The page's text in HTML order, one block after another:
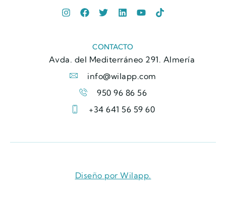
CONTACTO
Avda. del Mediterráneo 291. Almería
info@wilapp.com
950 96 86 56
+34 641 56 59 60
Diseño por Wilapp.